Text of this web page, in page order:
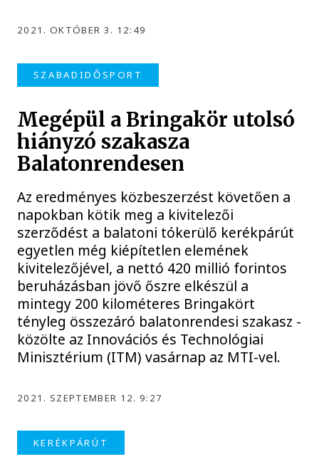
2021. OKTÓBER 3. 12:49
SZABADIDŐSPORT
Megépül a Bringakör utolsó
hiányzó szakasza
Balatonrendesen
Az eredményes közbeszerzést követően a
napokban kötik meg a kivitelezői
szerződést a balatoni tókerülő kerékpárút
egyetlen még kiépítetlen elemének
kivitelezőjével, a nettó 420 millió forintos
beruházásban jövő őszre elkészül a
mintegy 200 kilométeres Bringakört
tényleg összezáró balatonrendesi szakasz -
közölte az Innovációs és Technológiai
Minisztérium (ITM) vasárnap az MTI-vel.
2021. SZEPTEMBER 12. 9:27
KERÉKPÁRÚT